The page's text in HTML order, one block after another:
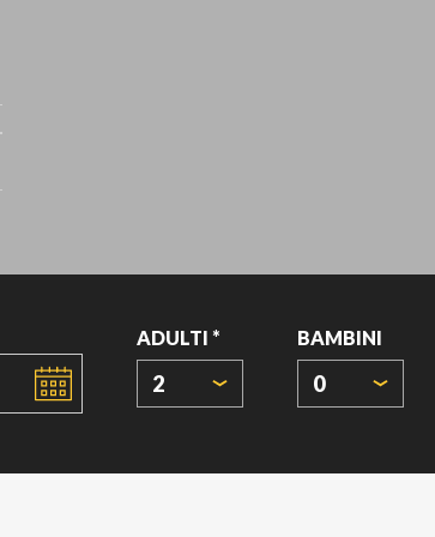
ADULTI *
2
BAMBINI
0